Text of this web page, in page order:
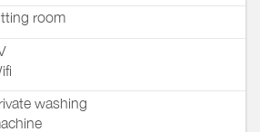
room
washing